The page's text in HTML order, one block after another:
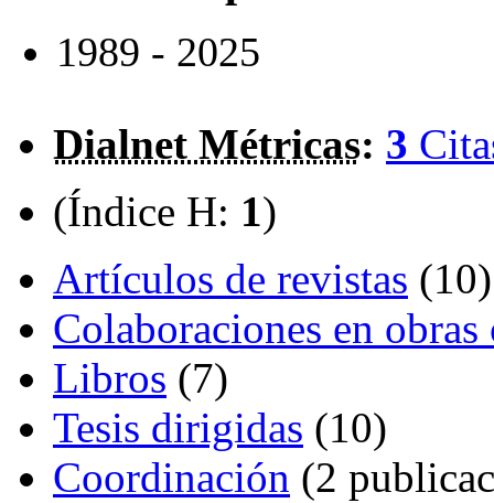
1989 - 2025
Dialnet Métricas: 3
(Índice H: 1)
Artículos de revistas (10)
Colaboraciones en
Libros (7)
Tesis dirigidas (10)
Coordinación (2